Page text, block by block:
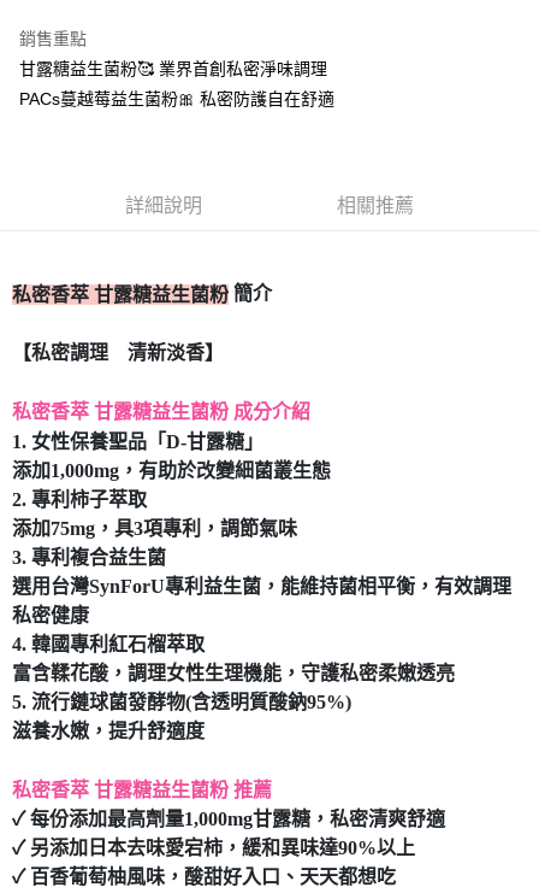
每筆NT$80，滿NT$399(含以上)免運費
付款後全家取貨
每筆NT$80，滿NT$490(含以上)免運費
每筆NT$80，滿NT$490(含以上)免運費
每筆NT$80，滿NT$490(含以上)免運費
銷售重點
甘露糖益生菌粉🥰 業界首創私密淨味調理
PACs蔓越莓益生菌粉🎀 私密防護自在舒適
詳細說明 相關推薦
私密香萃 甘露糖益生菌粉簡介
【私密調理 清新淡香】
私密香萃 甘露糖益生菌粉 成分介紹
1. 女性保養聖品「D-甘露糖」
添加1,000mg，有助於改變細菌叢生態
2. 專利柿子萃取
添加75mg，具3項專利，調節氣味
3. 專利複合益生菌
選用台灣SynForU專利益生菌，能維持菌相平衡，有效調理
私密健康
4. 韓國專利紅石榴萃取
富含鞣花酸，調理女性生理機能，守護私密柔嫩透亮
5. 流行鏈球菌發酵物(含透明質酸鈉95%)
滋養水嫩，提升舒適度
私密香萃 甘露糖益生菌粉 推薦
✓ 每份添加最高劑量1,000mg甘露糖，私密清爽舒適
✓ 另添加日本去味愛宕柿，緩和異味達90%以上
✓ 百香葡萄柚風味，酸甜好入口、天天都想吃